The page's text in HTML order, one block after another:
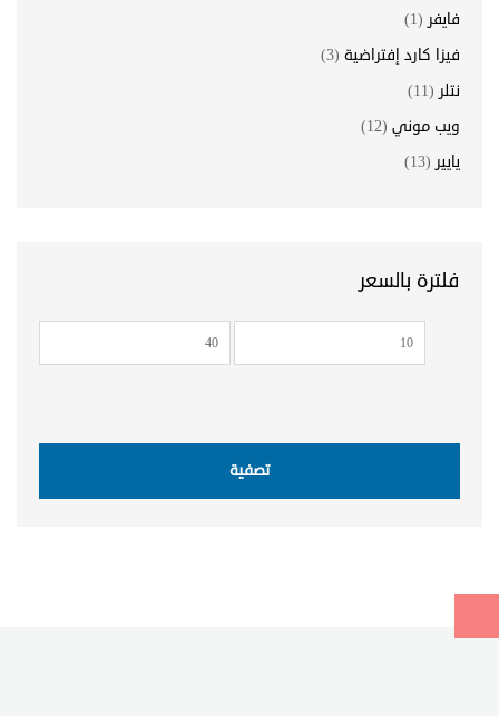
فايفر (1)
فيزا كارد إفتراضية (3)
نتلر (11)
ويب موني (12)
يايير (13)
فلترة بالسعر
أدنى
سعر
أعلى
سعر
تصفية